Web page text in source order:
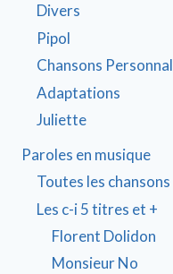
Divers
Pipol
Chansons
Adaptations
Juliette
Paroles en musique
Toutes les chansons
Les c-i 5 titres et +
Florent Dolidon
Monsieur No